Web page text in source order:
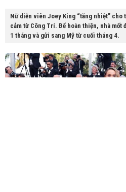
Nữ diễn viên Joey King “tăng nhiệt” cho
cảm từ Công Trí. Để hoàn thiện, nhà mốt
1 tháng và gửi sang Mỹ từ cuối tháng 4.